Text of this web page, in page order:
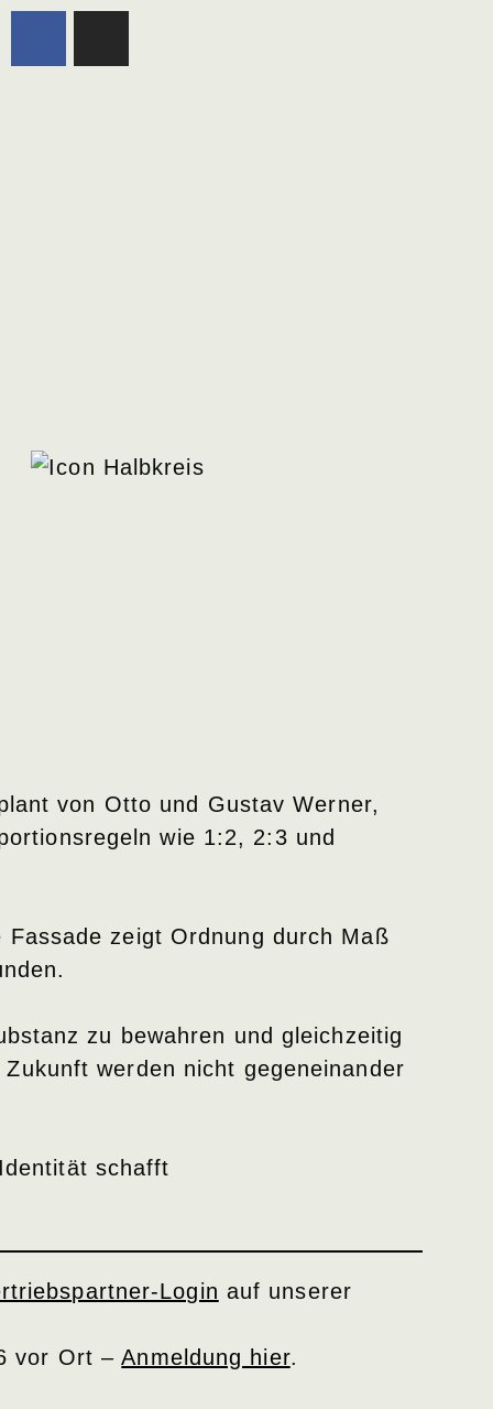
von Otto und Gustav Werner,
wie 1:2, 2:3 und
zeigt Ordnung durch Maß
zu bewahren und gleichzeitig
werden nicht gegeneinander
schafft
Login auf unserer
vor Ort –Anmeldung hier.